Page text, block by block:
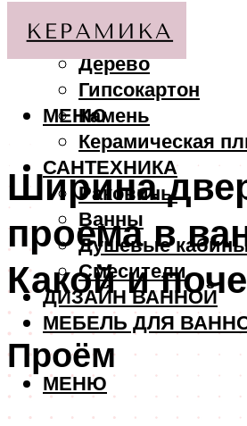
МАТЕРИАЛЫ
Дерево
Гипсокартон
Камень
Керамическая
САНТЕХНИКА
Раковины
Ванны
Душевые
Смесители
ДИЗАЙН ВАННОЙ
МЕБЕЛЬ ДЛЯ
МЕНЮ
МЕНЮ
Ширина
проема в
Какой и
Проём